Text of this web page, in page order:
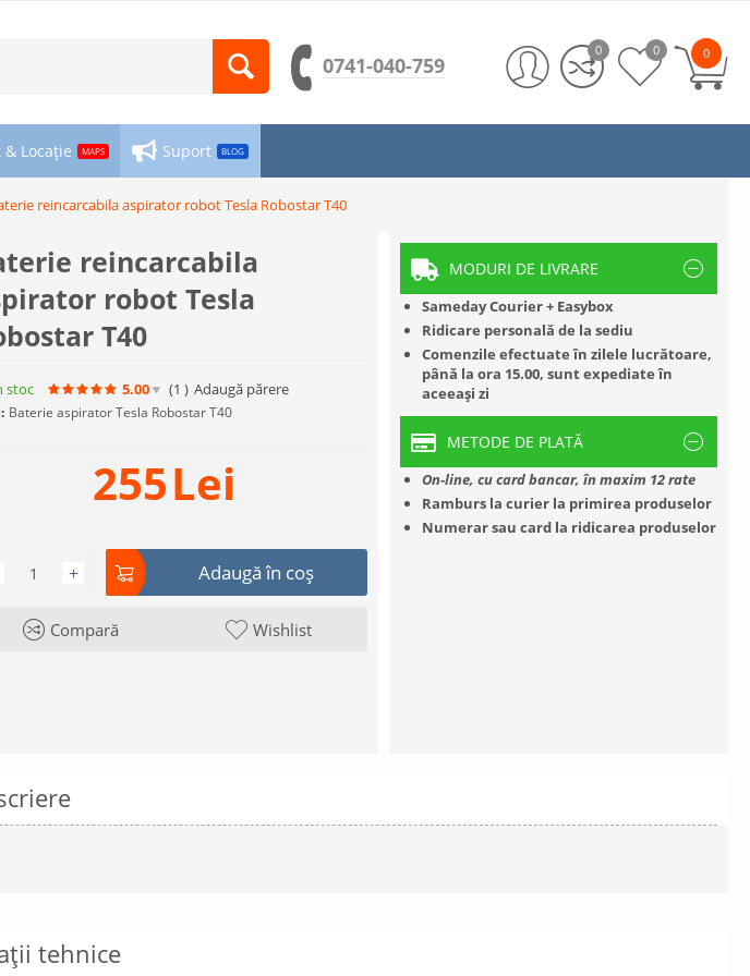
0741-040-759 0
0 0
& Locație MAPS Suport BLOG
reincarcabila aspirator robot Tesla Robostar T40
reincarcabila
robot Tesla
T40
stoc 5.00 (1 ) Adaugă părere
Baterie aspirator Tesla Robostar T40
255Lei
+ Adaugă în coș
Compară Wishlist
MODURI DE LIVRARE
Sameday Courier + Easybox
Ridicare personală de la sediu
Comenzile efectuate în zilele lucrătoare,
până la ora 15.00, sunt expediate în
aceeași zi
METODE DE PLATĂ
On-line, cu card bancar, în maxim 12 rate
Ramburs la curier la primirea produselor
Numerar sau card la ridicarea produselor
tehnice